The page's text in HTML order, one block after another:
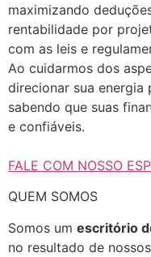
maximizando
rentabilidade por
com as leis e
Ao cuidarmos dos
direcionar sua energia
sabendo que suas
e confiáveis.
FALE COM NOSSO
QUEM SOMOS
Somos um escritório
no resultado de